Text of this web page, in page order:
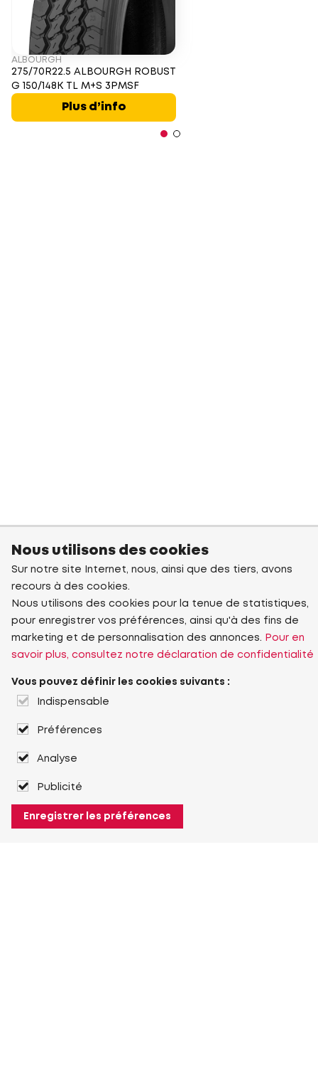
ALBOURGH
275/70R22.5 ALBOURGH ROBUST
G 150/148K TL M+S 3PMSF
Plus d’info
Nous utilisons des cookies
Sur notre site Internet, nous, ainsi que des tiers, avons
recours à des cookies.
Nous utilisons des cookies pour la tenue de statistiques,
pour enregistrer vos préférences, ainsi qu'à des fins de
marketing et de personnalisation des annonces.
Pour en
savoir plus, consultez notre déclaration de confidentialité
Vous pouvez définir les cookies suivants :
Indispensable
Préférences
Analyse
Publicité
Enregistrer les préférences